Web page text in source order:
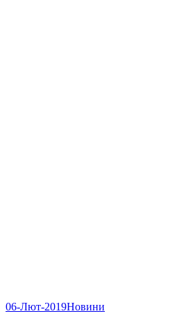
06-Лют-2019Новини